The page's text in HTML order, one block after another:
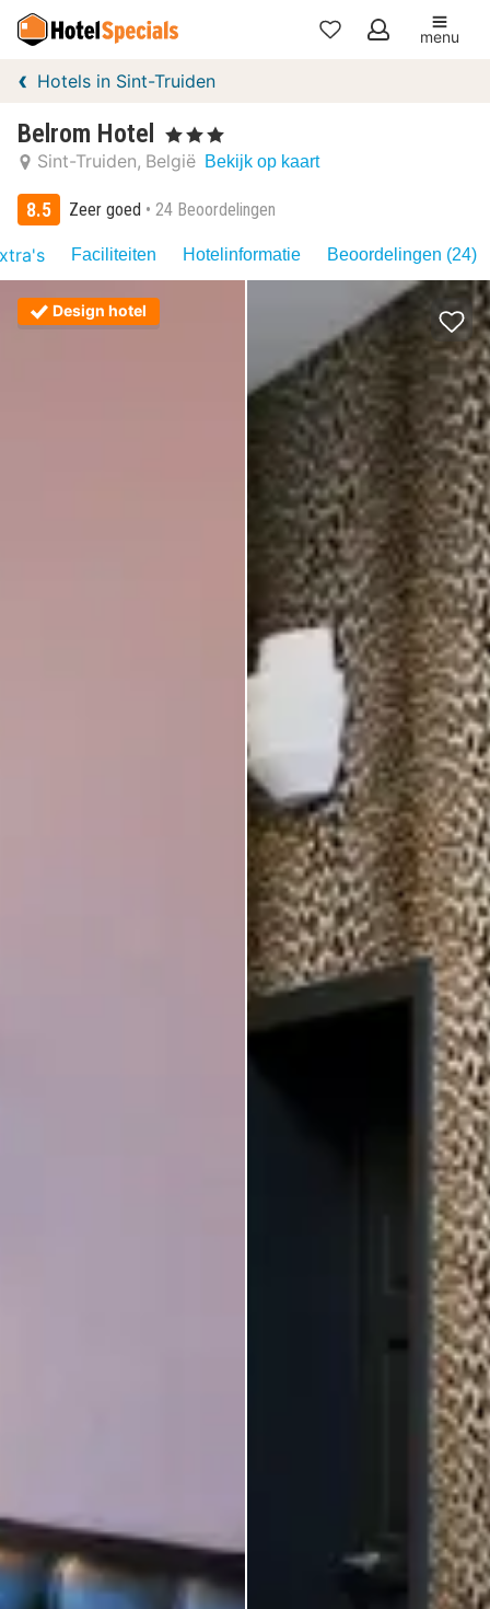
Mijn
menu
Hotels in Sint-Truiden
Belrom Hotel , 3 Sterren
Sint-Truiden België Bekijk op kaart
8.5 Zeer goed 24 Beoordelingen
Faciliteiten Hotelinformatie Beoordelingen (24)
Design hotel